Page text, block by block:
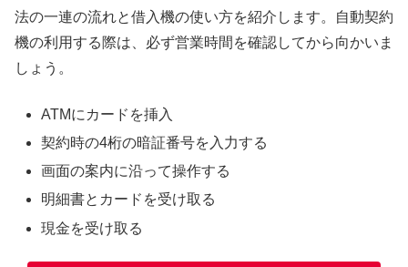
法の一連の流れと借入機の使い方を紹介します。自動契約
機の利用する際は、必ず営業時間を確認してから向かいま
しょう。
ATMにカードを挿入
契約時の4桁の暗証番号を入力する
画面の案内に沿って操作する
明細書とカードを受け取る
現金を受け取る